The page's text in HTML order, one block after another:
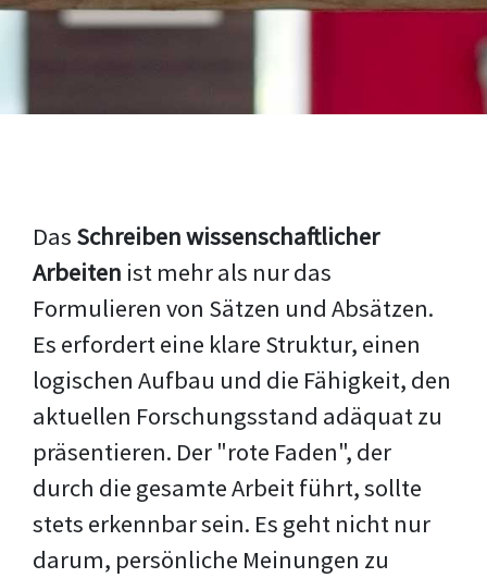
Das Schreiben wissenschaftlicher
Arbeiten ist mehr als nur das
Formulieren von Sätzen und Absätzen.
Es erfordert eine klare Struktur, einen
logischen Aufbau und die Fähigkeit, den
aktuellen Forschungsstand adäquat zu
präsentieren. Der "rote Faden", der
durch die gesamte Arbeit führt, sollte
stets erkennbar sein. Es geht nicht nur
darum, persönliche Meinungen zu